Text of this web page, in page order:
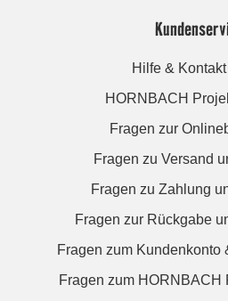
Hilfe &
HORNBACH
Fragen zur
Fragen zu Versand
Fragen zu Zahlung
Fragen zur Rückgabe
Fragen zum Kundenkonto
Fragen zum HORNBACH